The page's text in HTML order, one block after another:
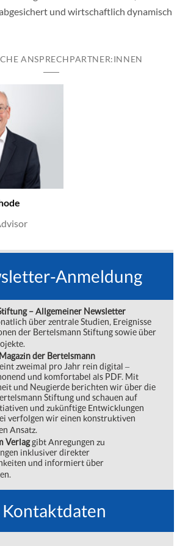
und wirtschaftlich dynamisch
ANSPRECHPARTNER:INNEN
Anmeldung
– Allgemeiner Newsletter
über zentrale Studien, Ereignisse
der Bertelsmann Stiftung sowie über
der Bertelsmann
zweimal pro Jahr rein digital ‒
und komfortabel als PDF. Mit
und Neugierde berichten wir über die
Stiftung und schauen auf
und zukünftige Entwicklungen
verfolgen wir einen konstruktiven
Ansatz.
Verlaggibt Anregungen zu
inklusiver direkter
und informiert über
Kontaktdaten